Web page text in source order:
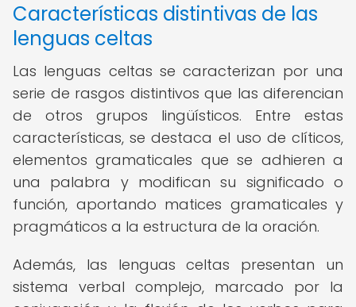
Características distintivas de las
lenguas celtas
Las lenguas celtas se caracterizan por una
serie de rasgos distintivos que las diferencian
de otros grupos lingüísticos. Entre estas
características, se destaca el uso de clíticos,
elementos gramaticales que se adhieren a
una palabra y modifican su significado o
función, aportando matices gramaticales y
pragmáticos a la estructura de la oración.
Además, las lenguas celtas presentan un
sistema verbal complejo, marcado por la